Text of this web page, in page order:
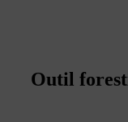
Outil